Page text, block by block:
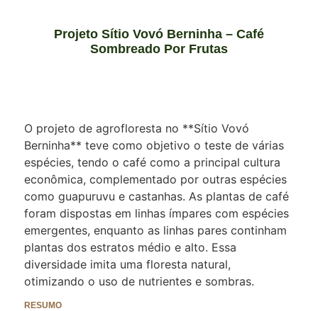
Projeto Sítio Vovó Berninha – Café
Sombreado Por Frutas
O projeto de agrofloresta no **Sítio Vovó
Berninha** teve como objetivo o teste de várias
espécies, tendo o café como a principal cultura
econômica, complementado por outras espécies
como guapuruvu e castanhas. As plantas de café
foram dispostas em linhas ímpares com espécies
emergentes, enquanto as linhas pares continham
plantas dos estratos médio e alto. Essa
diversidade imita uma floresta natural,
otimizando o uso de nutrientes e sombras.
RESUMO